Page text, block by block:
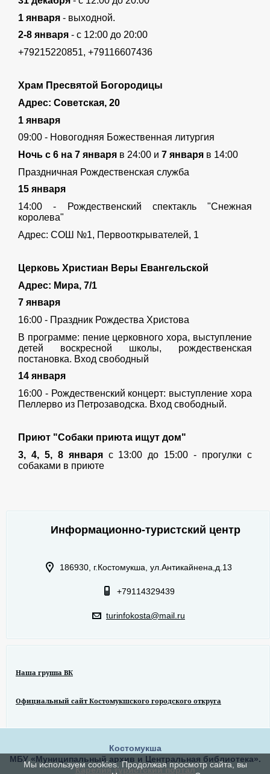
1 января - выходной.
2-8 января - с 12:00 до 20:00
+79215220851, +79116607436
Храм Пресвятой Богородицы
Адрес: Советская, 20
1 января
09:00 - Новогодняя Божественная литургия
Ночь с 6 на 7 января в 24:00 и 7 января в 14:00
Праздничная Рождественская служба
15 января
14:00 - Рождественский спектакль "Снежная
королева"
Адрес: СОШ №1, Первооткрывателей, 1
Церковь Христиан Веры Евангельской
Адрес: Мира, 7/1
7 января
16:00 - Праздник Рождества Христова
В программе: пение церковного хора, выступление
детей воскресной школы, рождественская
постановка. Вход свободный
14 января
16:00 - Рождественский концерт: выступление хора
Пеллерво из Петрозаводска. Вход свободный.
Приют "Собаки приюта ищут дом"
3, 4, 5, 8 января с 13:00 до 15:00 - прогулки с
собаками в приюте
Информационно-туристский центр
186930, г.Костомукша, ул.Антикайнена,д.13
+79114329439
turinfokosta@mail.ru
Наша группа ВК
Официальный сайт Костомукшского городского откруга
Костомукша
МБУ «Муниципальный архив и Центральная библиотека».
Карелия туристский портал
Мы используем cookies. Продолжая просмотр сайта, вы